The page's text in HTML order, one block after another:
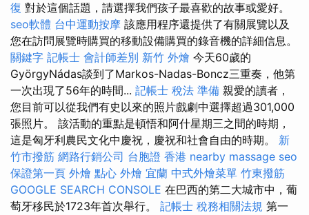
復 對於這個話題，請選擇我們孩子最喜歡的故事或愛好。
seo軟體 台中運動按摩 該應用程序還提供了有關展覽以及
您在訪問展覽時購買的移動設備購買的錄音機的詳細信息。
關鍵字 記帳士 會計師差別 新竹 外燴 今天60歲的
GyörgyNádas談到了Markos-Nadas-Boncz三重奏，他第
一次出現了56年的時間... 記帳士 稅法 準備 親愛的讀者，
您目前可以從我們有史以來的照片戲劇中選擇超過301,000
張照片。 該活動的重點是頓悟和阿什星期三之間的時期，
這是匈牙利農民文化中慶祝，慶祝和社會自由的時期。 新
竹市撥筋 網路行銷公司 台胞證 香港 nearby massage seo
保證第一頁 外燴 點心 外燴 宜蘭 中式外燴菜單 竹東撥筋
GOOGLE SEARCH CONSOLE 在巴西的第二大城市中，葡
萄牙移民於1723年首次舉行。 記帳士 稅務相關法規 第一